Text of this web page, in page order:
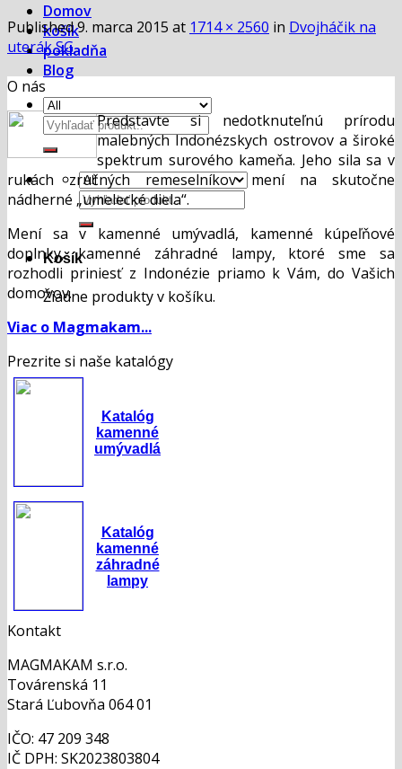
Domov
košík
pokladňa
Blog
Hľadať:
Hľadať:
Košík
Žiadne produkty v košíku.
Published9. marca 2015 at 1714 × 2560 in Dvojháčik na
uterák SG
O nás
Predstavte si nedotknuteľnú prírodu
malebných Indonézskych ostrovov a široké
spektrum surového kameňa. Jeho sila sa v
rukách zručných remeselníkov mení na skutočne
nádherné „umelecké diela“.
Mení sa v kamenné umývadlá, kamenné kúpeľňové
doplnky, kamenné záhradné lampy, ktoré sme sa
rozhodli priniesť z Indonézie priamo k Vám, do Vašich
domovov.
Viac o Magmakam...
Prezrite si naše katalógy
Katalóg
kamenné
umývadlá
Katalóg
kamenné
záhradné
lampy
Kontakt
MAGMAKAM s.r.o.
Továrenská 11
Stará Ľubovňa 064 01
IČO: 47 209 348
IČ DPH: SK2023803804